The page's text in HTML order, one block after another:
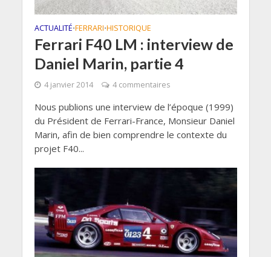
ACTUALITÉ•FERRARI•HISTORIQUE
Ferrari F40 LM : interview de
Daniel Marin, partie 4
4 janvier 2014 4 commentaires
Nous publions une interview de l’époque (1999)
du Président de Ferrari-France, Monsieur Daniel
Marin, afin de bien comprendre le contexte du
projet F40...